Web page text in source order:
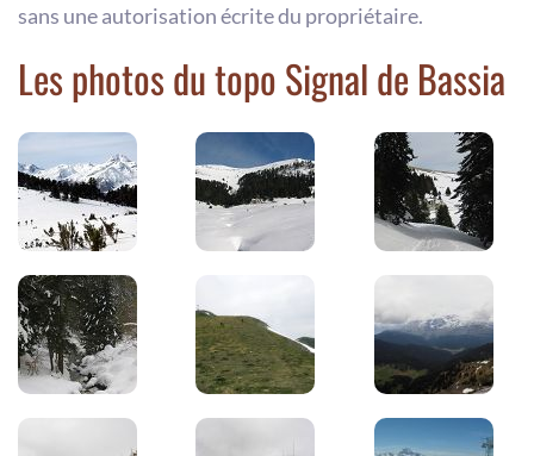
sans une autorisation écrite du propriétaire.
Les photos du topo Signal de Bassia